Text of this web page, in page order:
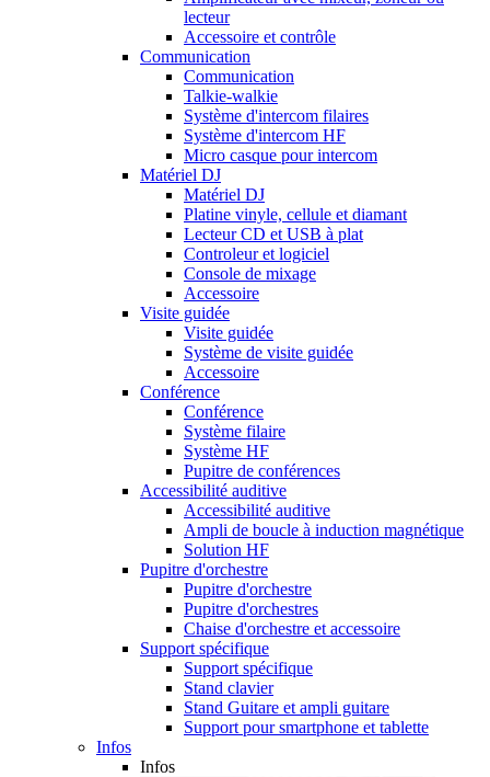
lecteur
Accessoire et contrôle
Communication
Communication
Talkie-walkie
Système d'intercom filaires
Système d'intercom HF
Micro casque pour intercom
Matériel DJ
Matériel DJ
Platine vinyle, cellule et diamant
Lecteur CD et USB à plat
Controleur et logiciel
Console de mixage
Accessoire
Visite guidée
Visite guidée
Système de visite guidée
Accessoire
Conférence
Conférence
Système filaire
Système HF
Pupitre de conférences
Accessibilité auditive
Accessibilité auditive
Ampli de boucle à induction magnétique
Solution HF
Pupitre d'orchestre
Pupitre d'orchestre
Pupitre d'orchestres
Chaise d'orchestre et accessoire
Support spécifique
Support spécifique
Stand clavier
Stand Guitare et ampli guitare
Support pour smartphone et tablette
Infos
Infos